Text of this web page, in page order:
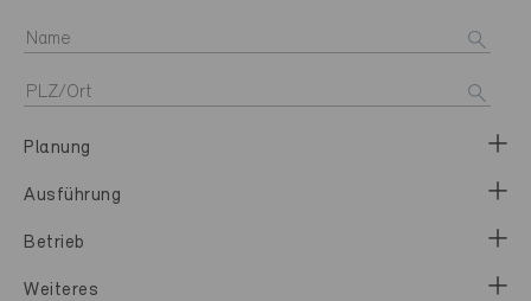
Planung
Ausführung
Betrieb
Weiteres